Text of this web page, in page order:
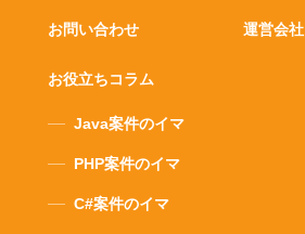
運営会社
お問い合わせ
お役立ちコラム
Java案件のイマ
PHP案件のイマ
C#案件のイマ